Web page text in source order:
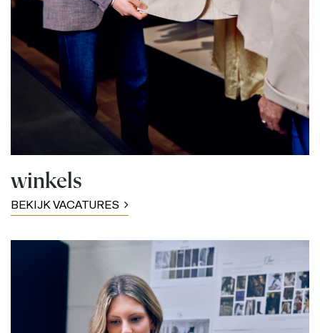
winkels
BEKIJK VACATURES